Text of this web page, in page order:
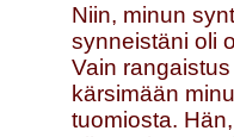
Niin, minun
synneistäni oli
Vain
kärsimään
tuomiosta.